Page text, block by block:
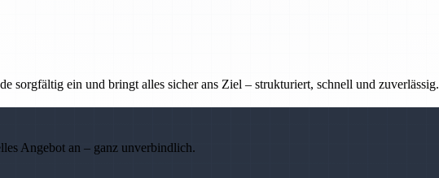
sorgfältig ein und bringt alles sicher ans Ziel – strukturiert, schnell und zuverlässig.
Angebot an – ganz unverbindlich.